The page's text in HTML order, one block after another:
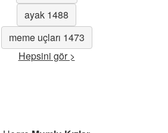
ayak 1488
meme uçları 1473
Hepsini gör >